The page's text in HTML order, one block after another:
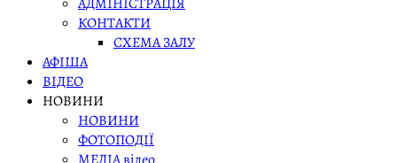
КОНТАКТИ
СХЕМА ЗАЛУ
АФІША
ВІДЕО
НОВИНИ
НОВИНИ
ФОТОПОДІЇ